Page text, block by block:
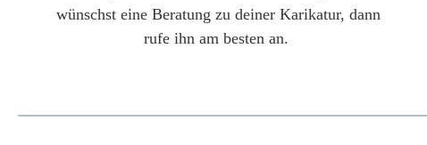
wünschst eine Beratung zu deiner Karikatur, dann
rufe ihn am besten an.